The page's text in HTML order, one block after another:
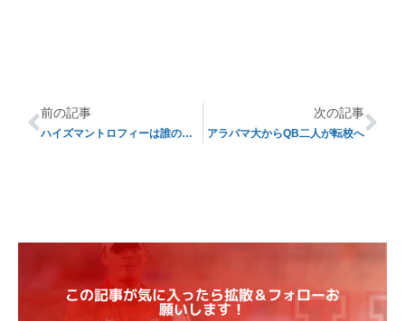
前の記事
ハイズマントロフィーは誰の手に?
次の記事
アラバマ大からQB二人が転校へ
この記事が気に入ったら拡散＆フォローお
願いします！